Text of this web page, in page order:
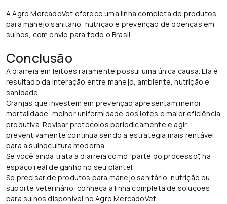
A Agro MercadoVet oferece uma linha completa de produtos
para manejo sanitário, nutrição e prevenção de doenças em
suínos, com envio para todo o Brasil.
Conclusão
A diarreia em leitões raramente possui uma única causa. Ela é
resultado da interação entre manejo, ambiente, nutrição e
sanidade.
Granjas que investem em prevenção apresentam menor
mortalidade, melhor uniformidade dos lotes e maior eficiência
produtiva. Revisar protocolos periodicamente e agir
preventivamente continua sendo a estratégia mais rentável
para a suinocultura moderna.
Se você ainda trata a diarreia como "parte do processo", há
espaço real de ganho no seu plantel.
Se precisar de produtos para manejo sanitário, nutrição ou
suporte veterinário, conheça a linha completa de soluções
para suínos disponível no Agro MercadoVet.